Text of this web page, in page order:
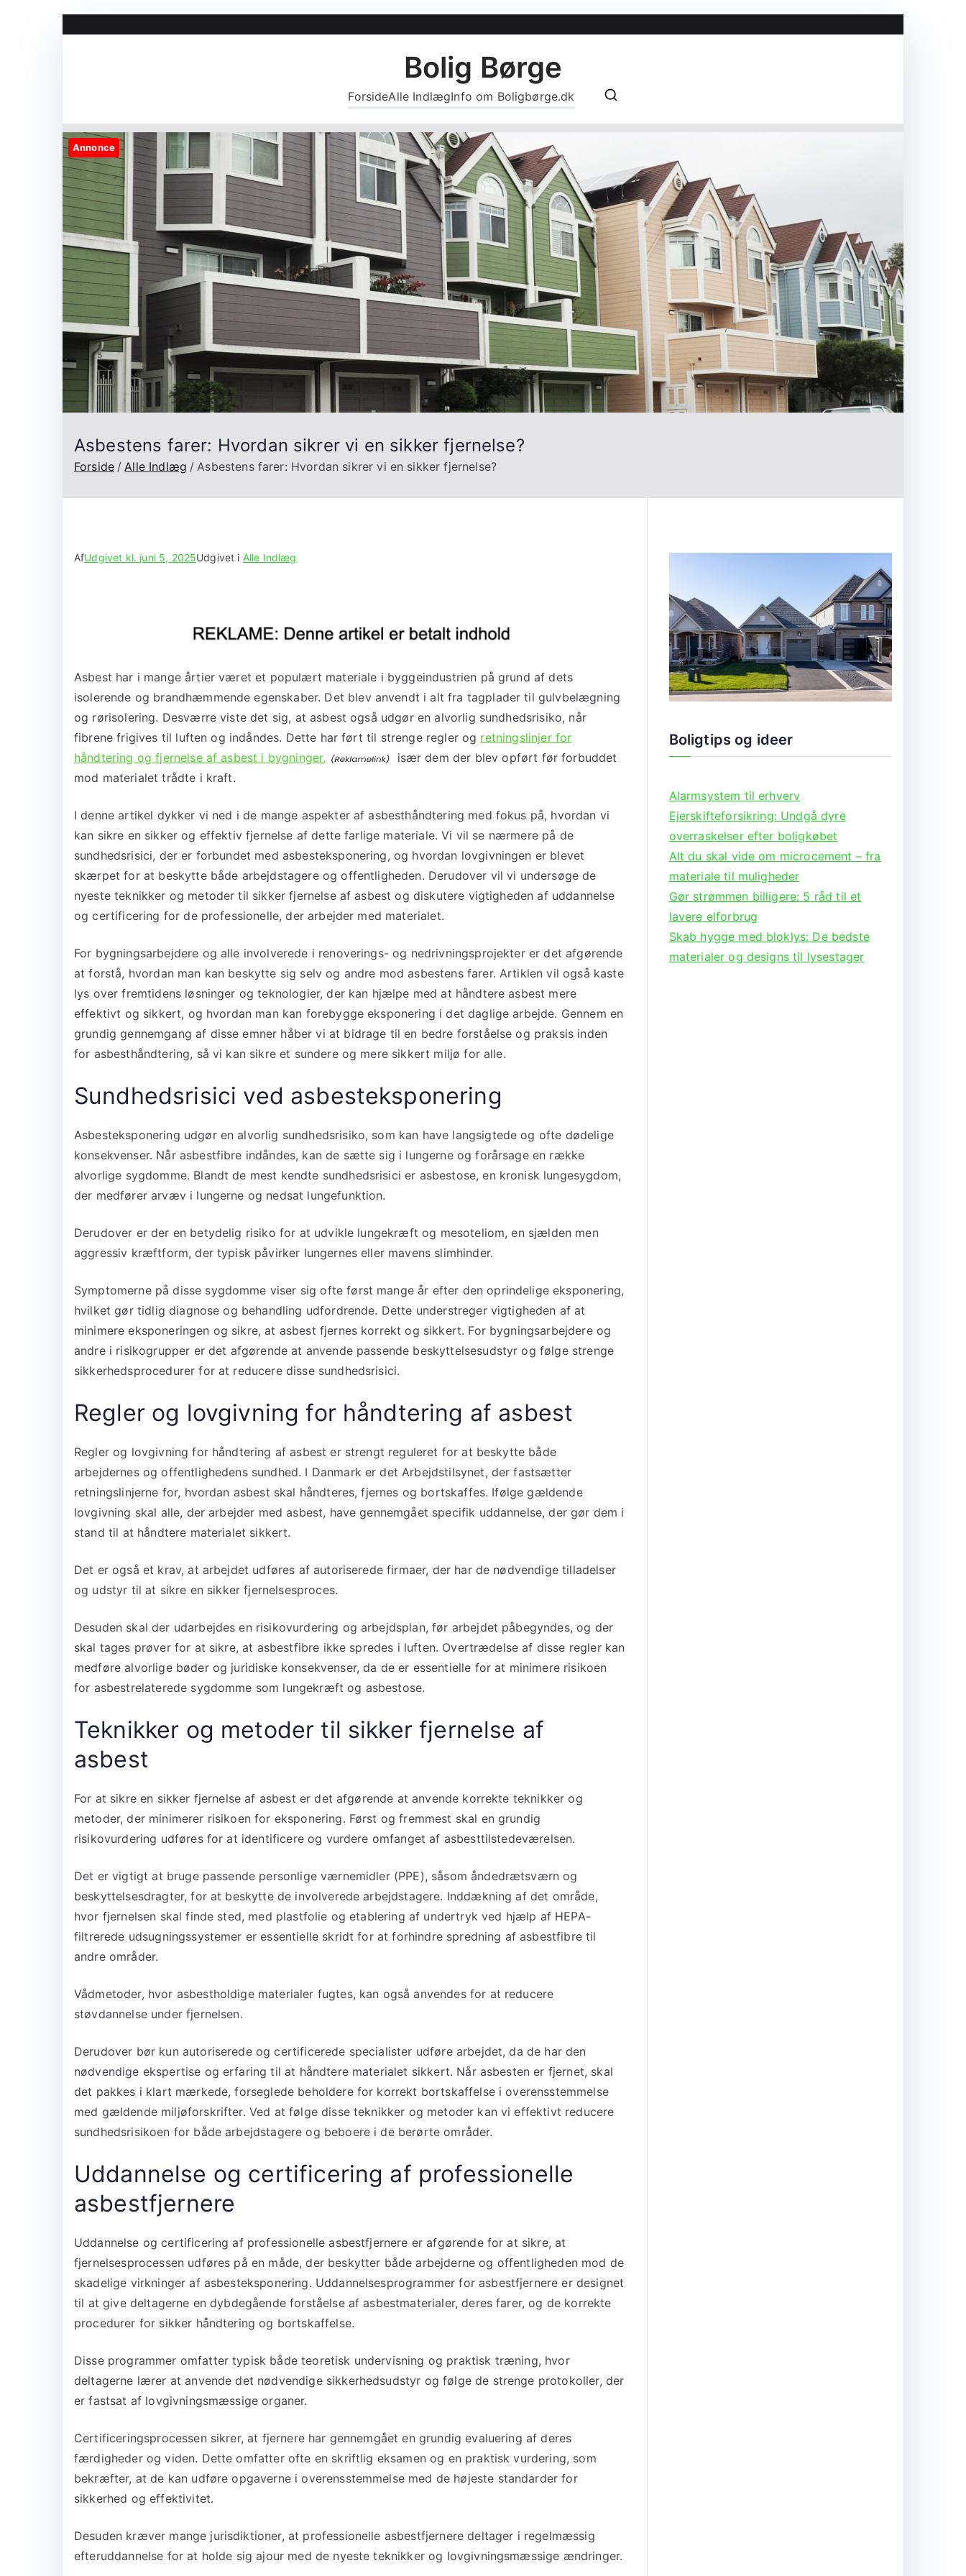
Bolig Børge
ForsideAlle IndlægInfo om Boligbørge.dk
Annonce
Asbestens farer: Hvordan sikrer vi en sikker fjernelse?
Forside Alle Indlæg Asbestens farer: Hvordan sikrer vi en sikker fjernelse?
AfUdgivet kl. juni 5, 2025Udgivet i Alle Indlæg
Asbest har i mange årtier været et populært materiale i byggeindustrien på grund af dets
isolerende og brandhæmmende egenskaber. Det blev anvendt i alt fra tagplader til gulvbelægning
og rørisolering. Desværre viste det sig, at asbest også udgør en alvorlig sundhedsrisiko, når
fibrene frigives til luften og indåndes. Dette har ført til strenge regler og retningslinjer for
håndtering og fjernelse af asbest i bygninger,
især dem der blev opført før forbuddet
mod materialet trådte i kraft.
I denne artikel dykker vi ned i de mange aspekter af asbesthåndtering med fokus på, hvordan vi
kan sikre en sikker og effektiv fjernelse af dette farlige materiale. Vi vil se nærmere på de
sundhedsrisici, der er forbundet med asbesteksponering, og hvordan lovgivningen er blevet
skærpet for at beskytte både arbejdstagere og offentligheden. Derudover vil vi undersøge de
nyeste teknikker og metoder til sikker fjernelse af asbest og diskutere vigtigheden af uddannelse
og certificering for de professionelle, der arbejder med materialet.
For bygningsarbejdere og alle involverede i renoverings- og nedrivningsprojekter er det afgørende
at forstå, hvordan man kan beskytte sig selv og andre mod asbestens farer. Artiklen vil også kaste
lys over fremtidens løsninger og teknologier, der kan hjælpe med at håndtere asbest mere
effektivt og sikkert, og hvordan man kan forebygge eksponering i det daglige arbejde. Gennem en
grundig gennemgang af disse emner håber vi at bidrage til en bedre forståelse og praksis inden
for asbesthåndtering, så vi kan sikre et sundere og mere sikkert miljø for alle.
Sundhedsrisici ved asbesteksponering
Asbesteksponering udgør en alvorlig sundhedsrisiko, som kan have langsigtede og ofte dødelige
konsekvenser. Når asbestfibre indåndes, kan de sætte sig i lungerne og forårsage en række
alvorlige sygdomme. Blandt de mest kendte sundhedsrisici er asbestose, en kronisk lungesygdom,
der medfører arvæv i lungerne og nedsat lungefunktion.
Derudover er der en betydelig risiko for at udvikle lungekræft og mesoteliom, en sjælden men
aggressiv kræftform, der typisk påvirker lungernes eller mavens slimhinder.
Symptomerne på disse sygdomme viser sig ofte først mange år efter den oprindelige eksponering,
hvilket gør tidlig diagnose og behandling udfordrende. Dette understreger vigtigheden af at
minimere eksponeringen og sikre, at asbest fjernes korrekt og sikkert. For bygningsarbejdere og
andre i risikogrupper er det afgørende at anvende passende beskyttelsesudstyr og følge strenge
sikkerhedsprocedurer for at reducere disse sundhedsrisici.
Regler og lovgivning for håndtering af asbest
Regler og lovgivning for håndtering af asbest er strengt reguleret for at beskytte både
arbejdernes og offentlighedens sundhed. I Danmark er det Arbejdstilsynet, der fastsætter
retningslinjerne for, hvordan asbest skal håndteres, fjernes og bortskaffes. Ifølge gældende
lovgivning skal alle, der arbejder med asbest, have gennemgået specifik uddannelse, der gør dem i
stand til at håndtere materialet sikkert.
Det er også et krav, at arbejdet udføres af autoriserede firmaer, der har de nødvendige tilladelser
og udstyr til at sikre en sikker fjernelsesproces.
Desuden skal der udarbejdes en risikovurdering og arbejdsplan, før arbejdet påbegyndes, og der
skal tages prøver for at sikre, at asbestfibre ikke spredes i luften. Overtrædelse af disse regler kan
medføre alvorlige bøder og juridiske konsekvenser, da de er essentielle for at minimere risikoen
for asbestrelaterede sygdomme som lungekræft og asbestose.
Teknikker og metoder til sikker fjernelse af
asbest
For at sikre en sikker fjernelse af asbest er det afgørende at anvende korrekte teknikker og
metoder, der minimerer risikoen for eksponering. Først og fremmest skal en grundig
risikovurdering udføres for at identificere og vurdere omfanget af asbesttilstedeværelsen.
Det er vigtigt at bruge passende personlige værnemidler (PPE), såsom åndedrætsværn og
beskyttelsesdragter, for at beskytte de involverede arbejdstagere. Inddækning af det område,
hvor fjernelsen skal finde sted, med plastfolie og etablering af undertryk ved hjælp af HEPA-
filtrerede udsugningssystemer er essentielle skridt for at forhindre spredning af asbestfibre til
andre områder.
Vådmetoder, hvor asbestholdige materialer fugtes, kan også anvendes for at reducere
støvdannelse under fjernelsen.
Derudover bør kun autoriserede og certificerede specialister udføre arbejdet, da de har den
nødvendige ekspertise og erfaring til at håndtere materialet sikkert. Når asbesten er fjernet, skal
det pakkes i klart mærkede, forseglede beholdere for korrekt bortskaffelse i overensstemmelse
med gældende miljøforskrifter. Ved at følge disse teknikker og metoder kan vi effektivt reducere
sundhedsrisikoen for både arbejdstagere og beboere i de berørte områder.
Uddannelse og certificering af professionelle
asbestfjernere
Uddannelse og certificering af professionelle asbestfjernere er afgørende for at sikre, at
fjernelsesprocessen udføres på en måde, der beskytter både arbejderne og offentligheden mod de
skadelige virkninger af asbesteksponering. Uddannelsesprogrammer for asbestfjernere er designet
til at give deltagerne en dybdegående forståelse af asbestmaterialer, deres farer, og de korrekte
procedurer for sikker håndtering og bortskaffelse.
Disse programmer omfatter typisk både teoretisk undervisning og praktisk træning, hvor
deltagerne lærer at anvende det nødvendige sikkerhedsudstyr og følge de strenge protokoller, der
er fastsat af lovgivningsmæssige organer.
Certificeringsprocessen sikrer, at fjernere har gennemgået en grundig evaluering af deres
færdigheder og viden. Dette omfatter ofte en skriftlig eksamen og en praktisk vurdering, som
bekræfter, at de kan udføre opgaverne i overensstemmelse med de højeste standarder for
sikkerhed og effektivitet.
Desuden kræver mange jurisdiktioner, at professionelle asbestfjernere deltager i regelmæssig
efteruddannelse for at holde sig ajour med de nyeste teknikker og lovgivningsmæssige ændringer.
Boligtips og ideer
Alarmsystem til erhverv
Ejerskifteforsikring: Undgå dyre
overraskelser efter boligkøbet
Alt du skal vide om microcement – fra
materiale til muligheder
Gør strømmen billigere: 5 råd til et
lavere elforbrug
Skab hygge med bloklys: De bedste
materialer og designs til lysestager